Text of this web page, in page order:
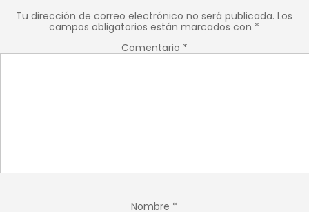
Tu dirección de correo electrónico no será publicada. Los
campos obligatorios están marcados con *
Comentario *
Nombre *